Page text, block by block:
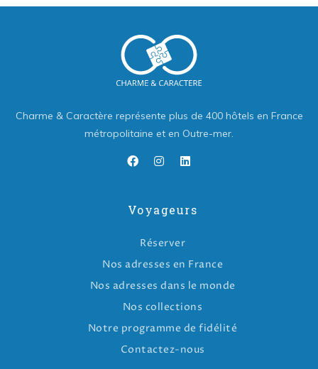
Charme & Caractère représente plus de 400 hôtels en France
métropolitaine et en Outre-mer.
Voyageurs
Réserver
Nos adresses en France
Nos adresses dans le monde
Nos collections
Notre programme de fidélité
Contactez-nous